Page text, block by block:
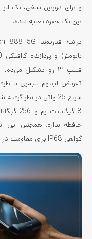
بین یک حفره تعبیه شده.
حافظه نداره. همچنین این
گواهی IP68 برای مقاومت در برابر گرد و غبار و نفوذ آب هست.